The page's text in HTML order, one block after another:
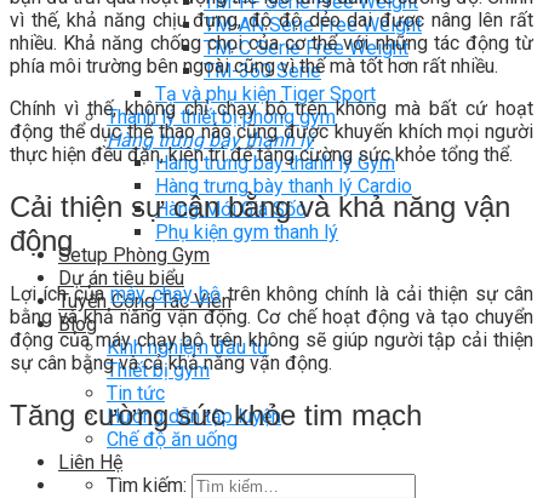
TM-AN Serie Free Weight
TM-C Serie Free Weight
TM-360 Serie
Tạ và phụ kiện Tiger Sport
Thanh lý thiết bị phòng gym
Hàng trưng bày thanh lý
Hàng trưng bày thanh lý Gym
Hàng trưng bày thanh lý Cardio
Hàng Mới Giá Sốc
Phụ kiện gym thanh lý
Setup Phòng Gym
Dự án tiêu biểu
Tuyển Cộng Tác Viên
Blog
Kinh nghiệm đầu tư
Thiết bị gym
Tin tức
Hướng dẫn tập luyện
Chế độ ăn uống
Liên Hệ
Tìm kiếm:
vì thế, khả năng chịu đựng, độ độ dẻo dai được nâng lên rất
nhiều. Khả năng chống chọi của cơ thể với những tác động từ
phía môi trường bên ngoài cũng vì thế mà tốt hơn rất nhiều.
Chính vì thế, không chỉ chạy bộ trên không mà bất cứ hoạt
động thể dục thể thao nào cũng được khuyến khích mọi người
thực hiện đều đặn, kiên trì để tăng cường sức khỏe tổng thể.
Cải thiện sự cân bằng và khả năng vận
động
Lợi ích củamáy chạy bộtrên không chính là cải thiện sự cân
bằng và khả năng vận động. Cơ chế hoạt động và tạo chuyển
động của máy chạy bộ trên không sẽ giúp người tập cải thiện
sự cân bằng và cả khả năng vận động.
Tăng cường sức khỏe tim mạch